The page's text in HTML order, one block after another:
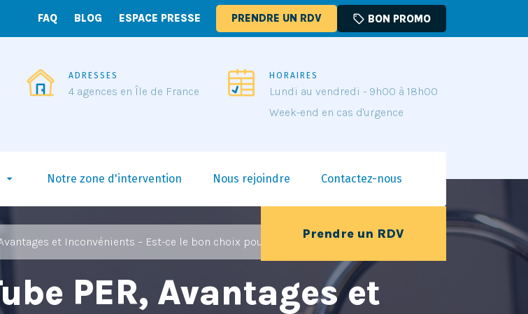
FAQ BLOG ESPACE PRESSE PRENDRE UN RDV sell BON PROMO
ADRESSES
4 agences en Île de France
HORAIRES
Lundi au vendredi - 9h00 à 18h00
Week-end en cas d'urgence
arrow_drop_down Notre zone d'intervention Nous rejoindre Contactez-nous
Prendre un RDV
Avantages et Inconvénients – Est-ce le bon choix pour votre installation ?
PER, Avantages et